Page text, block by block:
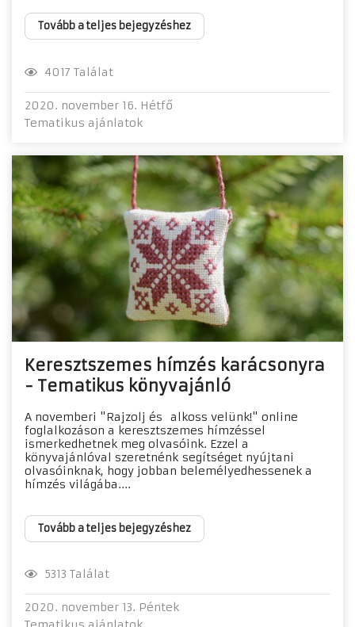
Tovább a teljes bejegyzéshez
4017 Találat
2020. november 16. Hétfő
Tematikus ajánlatok
Keresztszemes hímzés karácsonyra
- Tematikus könyvajánló
A novemberi "Rajzolj és alkoss velünk!" online
foglalkozáson a keresztszemes hímzéssel
ismerkedhetnek meg olvasóink. Ezzel a
könyvajánlóval szeretnénk segítséget nyújtani
olvasóinknak, hogy jobban belemélyedhessenek a
hímzés világába....
Tovább a teljes bejegyzéshez
5313 Találat
2020. november 13. Péntek